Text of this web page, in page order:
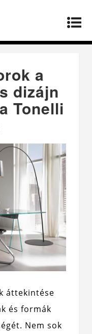
a tiszta
Tonelli márka
a
dizájn
Tonelli
áttekintése
és formák
Nem sok